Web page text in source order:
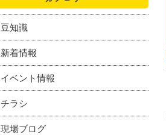
豆知識
新着情報
イベント情報
チラシ
現場ブログ